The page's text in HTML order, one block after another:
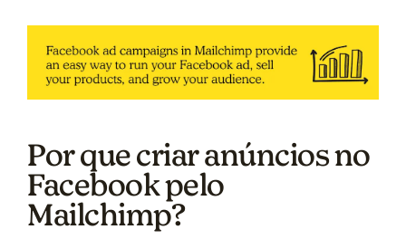
Por que criar anúncios no
Facebook pelo
Mailchimp?